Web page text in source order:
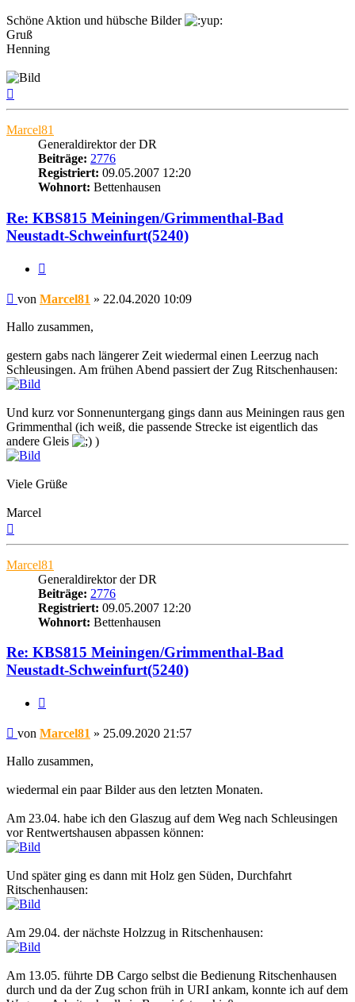
Schöne Aktion und hübsche Bilder
Gruß
Henning
Marcel81
Generaldirektor der DR
Beiträge: 2776
Registriert: 09.05.2007 12:20
Wohnort: Bettenhausen
Re: KBS815 Meiningen/Grimmenthal-Bad
Neustadt-Schweinfurt(5240)
Beitrag
von Marcel81 » 22.04.2020 10:09
Hallo zusammen,
gestern gabs nach längerer Zeit wiedermal einen Leerzug nach
Schleusingen. Am frühen Abend passiert der Zug Ritschenhausen:
Und kurz vor Sonnenuntergang gings dann aus Meiningen raus gen
Grimmenthal (ich weiß, die passende Strecke ist eigentlich das
andere Gleis
)
Viele Grüße
Marcel
Marcel81
Generaldirektor der DR
Beiträge: 2776
Registriert: 09.05.2007 12:20
Wohnort: Bettenhausen
Re: KBS815 Meiningen/Grimmenthal-Bad
Neustadt-Schweinfurt(5240)
Beitrag
von Marcel81 » 25.09.2020 21:57
Hallo zusammen,
wiedermal ein paar Bilder aus den letzten Monaten.
Am 23.04. habe ich den Glaszug auf dem Weg nach Schleusingen
vor Rentwertshausen abpassen können:
Und später ging es dann mit Holz gen Süden, Durchfahrt
Ritschenhausen:
Am 29.04. der nächste Holzzug in Ritschenhausen:
Am 13.05. führte DB Cargo selbst die Bedienung Ritschenhausen
durch und da der Zug schon früh in URI ankam, konnte ich auf dem